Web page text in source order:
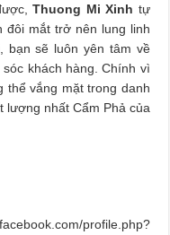
Thuong Mi Xinh tự
đôi mắt trở nên lung linh
bạn sẽ luôn yên tâm về
khách hàng. Chính vì
thể vắng mặt trong danh
lượng nhất Cẩm Phả của
profile.php?